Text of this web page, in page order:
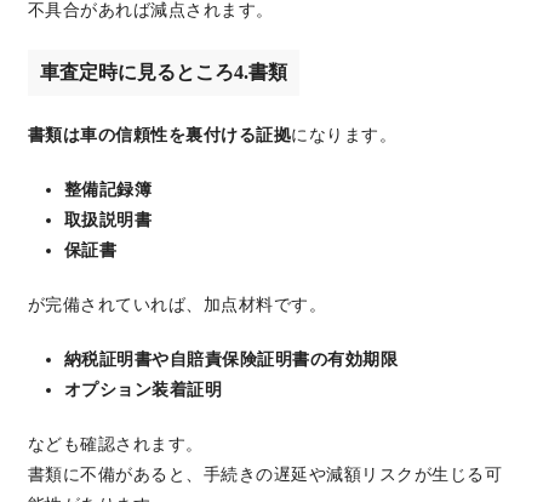
不具合があれば減点されます。
車査定時に見るところ4.書類
書類は車の信頼性を裏付ける証拠になります。
整備記録簿
取扱説明書
保証書
が完備されていれば、加点材料です。
納税証明書や自賠責保険証明書の有効期限
オプション装着証明
なども確認されます。
書類に不備があると、手続きの遅延や減額リスクが生じる可